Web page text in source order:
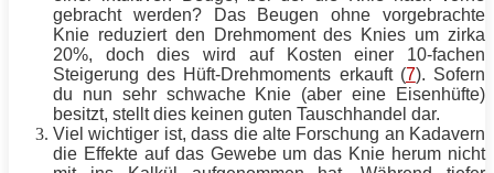
gebracht werden? Das Beugen ohne vorgebrachte
Knie reduziert den Drehmoment des Knies um zirka
20%, doch dies wird auf Kosten einer 10-fachen
Steigerung des Hüft-Drehmoments erkauft (7). Sofern
du nun sehr schwache Knie (aber eine Eisenhüfte)
besitzt, stellt dies keinen guten Tauschhandel dar.
Viel wichtiger ist, dass die alte Forschung an Kadavern
die Effekte auf das Gewebe um das Knie herum nicht